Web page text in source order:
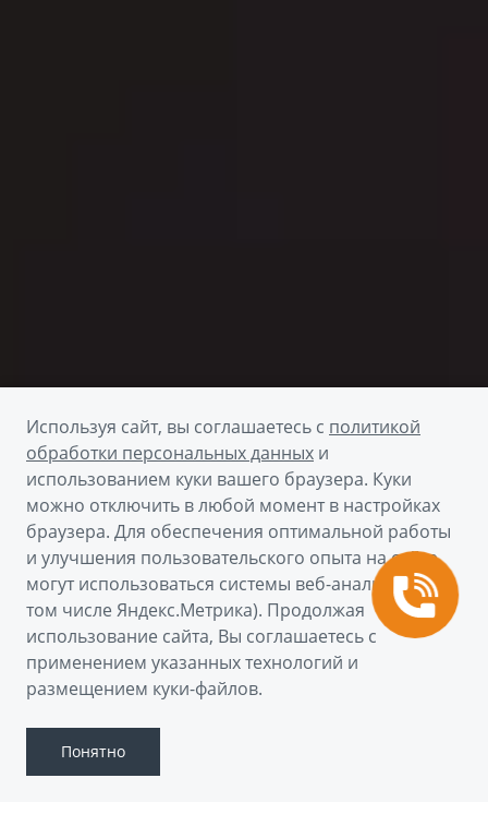
Скачать брошюру
Используя сайт, вы соглашаетесь с политикой
обработки персональных данных и
использованием куки вашего браузера. Куки
можно отключить в любой момент в настройках
браузера. Для обеспечения оптимальной работы
и улучшения пользовательского опыта на сайте
могут использоваться системы веб-аналитики (в
том числе Яндекс.Метрика). Продолжая
использование сайта, Вы соглашаетесь с
применением указанных технологий и
размещением куки-файлов.
Понятно